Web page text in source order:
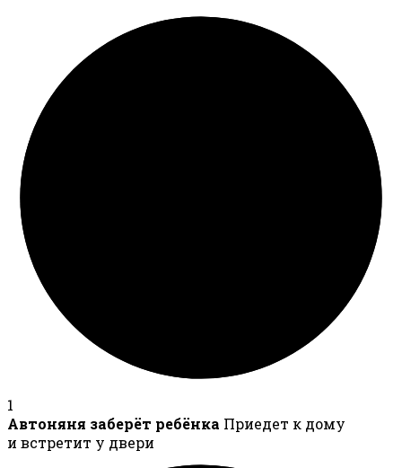
1
Автоняня заберёт ребёнка Приедет к дому
и встретит у двери